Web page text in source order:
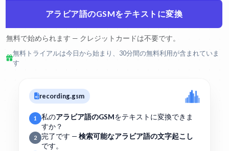
アラビア語のGSMをテキストに変換
無料で始められます — クレジットカードは不要です。
無料トライアルは今日から始まり、30分間の無料利用が含まれていま
す
recording.gsm
1 私のアラビア語のGSMをテキストに変換できま
すか？
2 完了です — 検索可能なアラビア語の文字起こし
です。